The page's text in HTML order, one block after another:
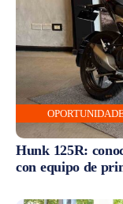
Hunk 125R:
con equipo de